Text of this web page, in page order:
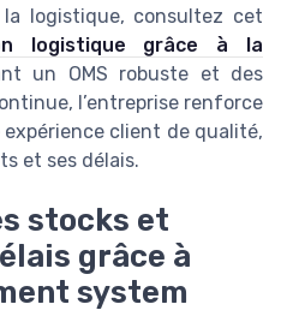
logistique, consultez cet
logistique grâce à la
un OMS robuste et des
l’entreprise renforce
client de qualité,
et ses délais.
stocks et
grâce à
system